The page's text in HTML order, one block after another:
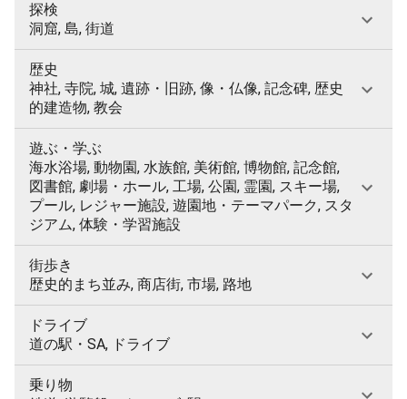
探検
洞窟, 島, 街道
歴史
神社, 寺院, 城, 遺跡・旧跡, 像・仏像, 記念碑, 歴史
的建造物, 教会
遊ぶ・学ぶ
海水浴場, 動物園, 水族館, 美術館, 博物館, 記念館,
図書館, 劇場・ホール, 工場, 公園, 霊園, スキー場,
プール, レジャー施設, 遊園地・テーマパーク, スタ
ジアム, 体験・学習施設
街歩き
歴史的まち並み, 商店街, 市場, 路地
ドライブ
道の駅・SA, ドライブ
乗り物